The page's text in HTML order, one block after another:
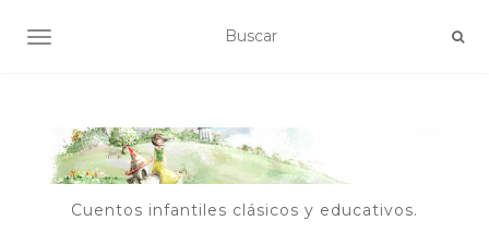
ALTERNAR NAVEGACIÓN
Cuentos infantiles clásicos y educativos.